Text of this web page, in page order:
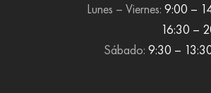
Lunes – Viernes: 9:00 –
16:30 –
Sábado: 9:30 –